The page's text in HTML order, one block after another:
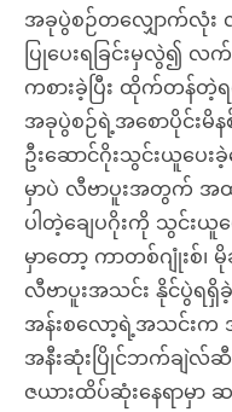
အခုပွဲစဉ်တလျှောက်လုံး
ပြုပေးရခြင်းမှလွဲ၍
ကစားခဲ့ပြီး ထိုက်တန်တဲ့
အခုပွဲစဉ်ရဲ့အစောပိုင်း
ဦးဆောင်ဂိုးသွင်းယူပေး
မှာပဲ လီဗာပူးအတွက် အ
ပါတဲ့ချေပဂိုးကို သွင်းယူ
မှာတော့ ကာတစ်ဂျုံးစ်
လီဗာပူးအသင်း နိုင်ပွဲရ
အန်းစလော့ရဲ့အသင်းက
အနီးဆုံးပြိုင်ဘက်ချဲလ်ဆီ
ဇယားထိပ်ဆုံးနေရာမှ